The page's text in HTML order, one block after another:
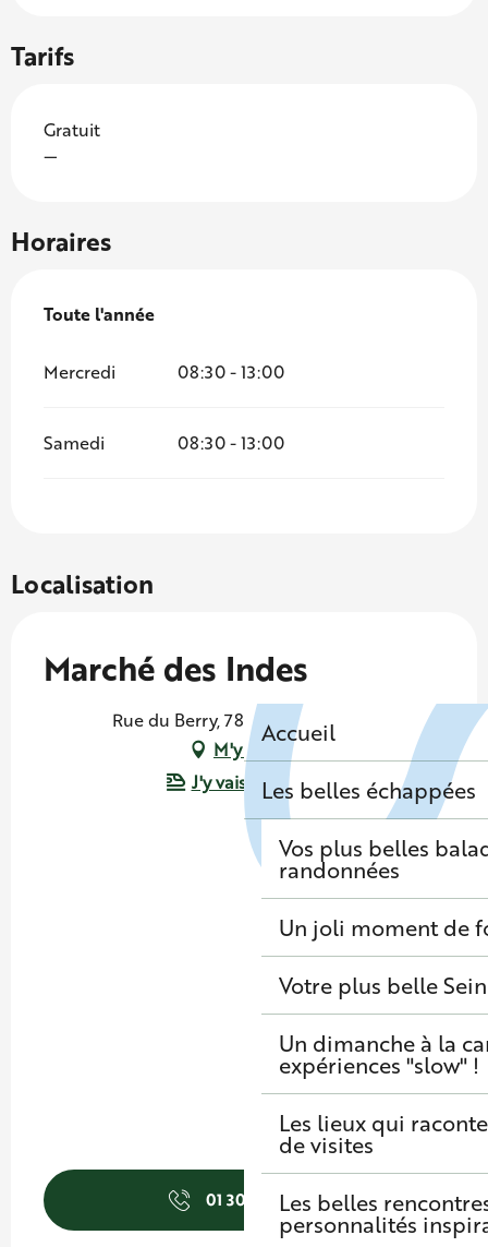
Accueil
Les belles échappées
Vos plus belles
randonnées
Un joli moment de
Votre plus belle
Un dimanche à la
expériences "slow" !
Les lieux qui
de visites
Les belles
personnalités
Tarifs
Gratuit
—
Horaires
Toute l'année
Toute l'année
Mercredi 08:30 - 13:00
Samedi 08:30 - 13:00
Localisation
Marché des Indes
Rue du Berry, 78500 Sartrouville
M'y rendre
J'y vais en train !
01 30 86 39▒▒